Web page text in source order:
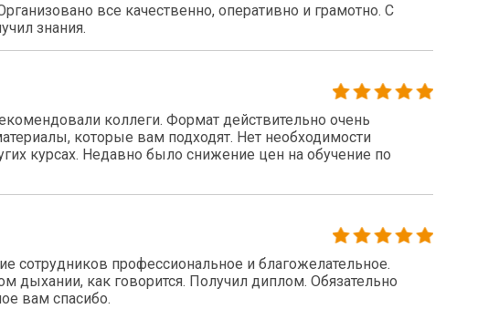
все качественно, оперативно и грамотно. С
знания.
коллеги. Формат действительно очень
которые вам подходят. Нет необходимости
курсах. Недавно было снижение цен на обучение по
сотрудников профессиональное и благожелательное.
дыхании, как говорится. Получил диплом. Обязательно
вам спасибо.